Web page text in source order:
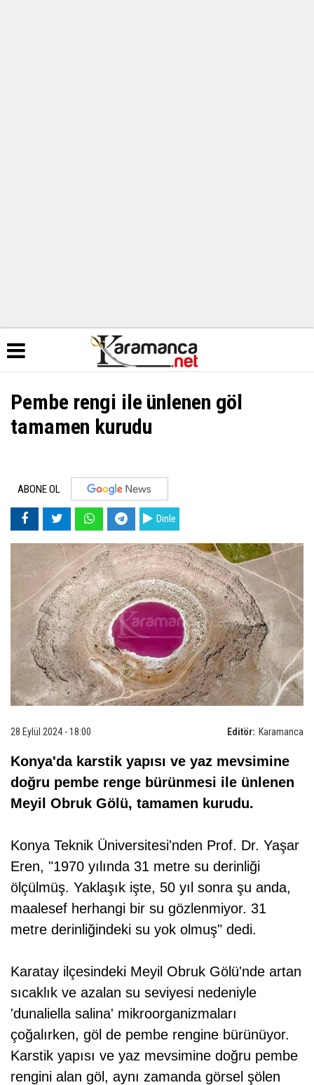
Pembe rengi ile ünlenen göl
tamamen kurudu
ABONE OL
Dinle
Editör: Karamanca
28 Eylül 2024 - 18:00
Konya'da karstik yapısı ve yaz mevsimine
doğru pembe renge bürünmesi ile ünlenen
Meyil Obruk Gölü, tamamen kurudu.
Konya Teknik Üniversitesi'nden Prof. Dr. Yaşar
Eren, "1970 yılında 31 metre su derinliği
ölçülmüş. Yaklaşık işte, 50 yıl sonra şu anda,
maalesef herhangi bir su gözlenmiyor. 31
metre derinliğindeki su yok olmuş" dedi.
Karatay ilçesindeki Meyil Obruk Gölü'nde artan
sıcaklık ve azalan su seviyesi nedeniyle
'dunaliella salina' mikroorganizmaları
çoğalırken, göl de pembe rengine bürünüyor.
Karstik yapısı ve yaz mevsimine doğru pembe
rengini alan göl, aynı zamanda görsel şölen